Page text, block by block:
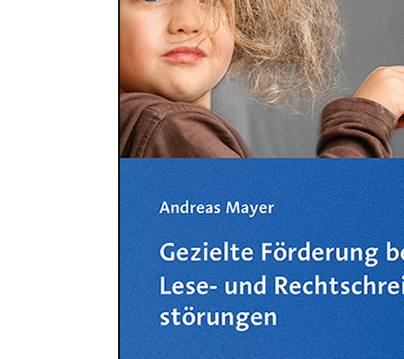
Zum Anfang der Bildergalerie springen
Gezielte Förderung bei Lese-
und Rechtschreibstörungen